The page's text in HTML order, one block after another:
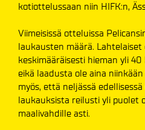
kotiottelussaan niin HIFK:n,
Viimeisissä otteluissa
laukausten määrä.
keskimääräisesti hieman yli
eikä laadusta ole aina
myös, että neljässä
laukauksista reilusti yli puolet
maalivahdille asti.